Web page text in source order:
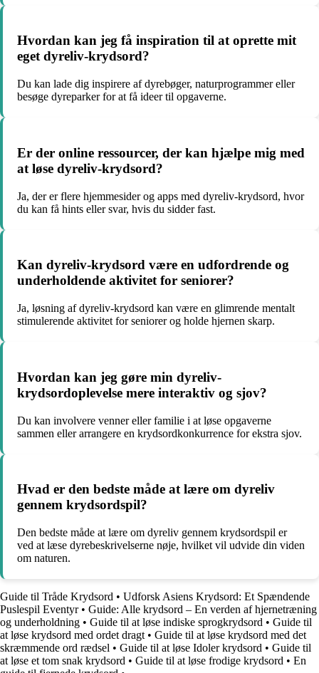
Hvordan kan jeg få inspiration til at oprette mit
eget dyreliv-krydsord?
Du kan lade dig inspirere af dyrebøger, naturprogrammer eller
besøge dyreparker for at få ideer til opgaverne.
Er der online ressourcer, der kan hjælpe mig med
at løse dyreliv-krydsord?
Ja, der er flere hjemmesider og apps med dyreliv-krydsord, hvor
du kan få hints eller svar, hvis du sidder fast.
Kan dyreliv-krydsord være en udfordrende og
underholdende aktivitet for seniorer?
Ja, løsning af dyreliv-krydsord kan være en glimrende mentalt
stimulerende aktivitet for seniorer og holde hjernen skarp.
Hvordan kan jeg gøre min dyreliv-
krydsordoplevelse mere interaktiv og sjov?
Du kan involvere venner eller familie i at løse opgaverne
sammen eller arrangere en krydsordkonkurrence for ekstra sjov.
Hvad er den bedste måde at lære om dyreliv
gennem krydsordspil?
Den bedste måde at lære om dyreliv gennem krydsordspil er
ved at læse dyrebeskrivelserne nøje, hvilket vil udvide din viden
om naturen.
Guide til Tråde Krydsord • Udforsk Asiens Krydsord: Et Spændende
Puslespil Eventyr• Guide: Alle krydsord – En verden af hjernetræning
og underholdning • Guide til at løse indiske sprogkrydsord • Guide til
at løse krydsord med ordet dragt • Guide til at løse krydsord med det
skræmmende ord rædsel • Guide til at løse Idoler krydsord • Guide til
at løse et tom snak krydsord • Guide til at løse frodige krydsord • En